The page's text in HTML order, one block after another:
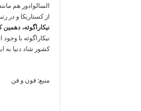
از کستاریکا و در
نیکاراگوئه،
نیکاراگوئه با
کشور شاد دنیا به
منبع: فون و فن